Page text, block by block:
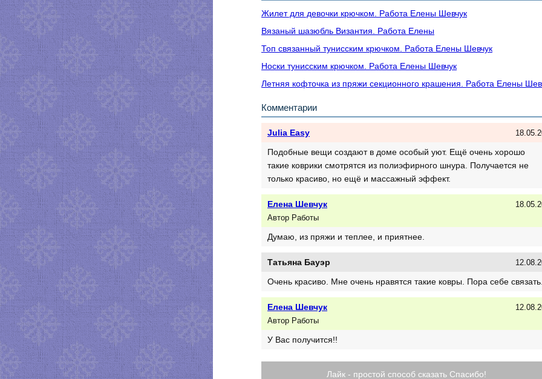
Жилет для девочки крючком. Работа Елены Шевчук
Вязаный шазюбль Византия. Работа Елены
Топ связанный тунисским крючком. Работа Елены Шевчук
Носки тунисским крючком. Работа Елены Шевчук
Летняя кофточка из пряжи секционного крашения. Работа Елены
Комментарии
Julia Easy
Подобные вещи создают в доме особый уют. Ещё очень хорошо
такие коврики смотрятся из полиэфирного шнура. Получается не
только красиво, но ещё и массажный эффект.
Елена Шевчук
Автор Работы
Думаю, из пряжи и теплее, и приятнее.
Татьяна Бауэр
Очень красиво. Мне очень нравятся такие ковры. Пора себе
Елена Шевчук
Автор Работы
У Вас получится!!
Лайк - простой способ сказать Спасибо!